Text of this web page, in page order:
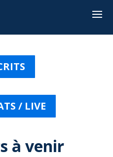
/ LIVE
à venir